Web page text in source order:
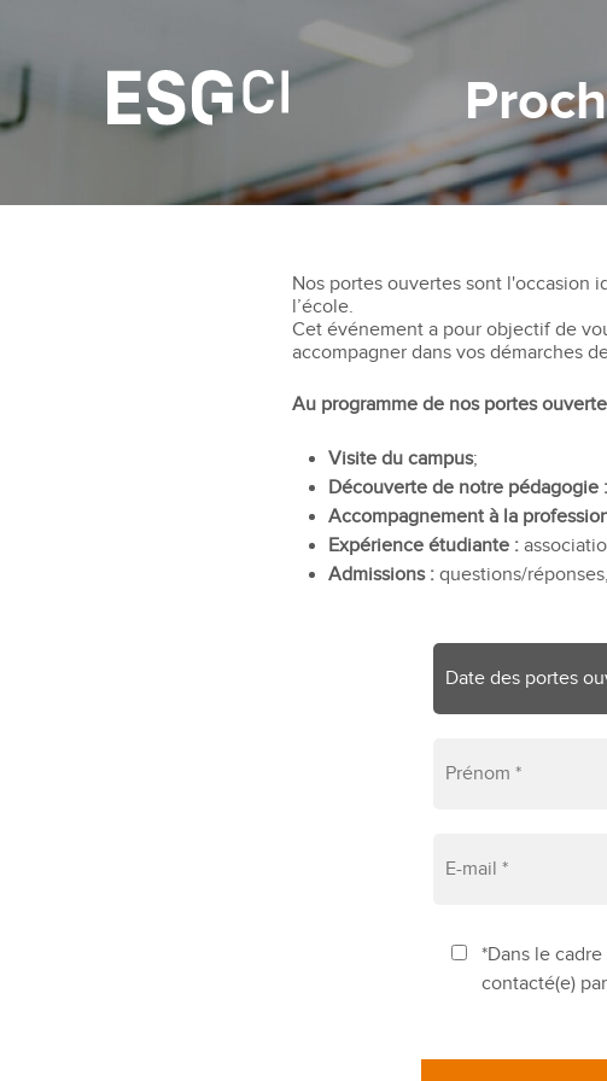
Nos portes ouvertes sont l'occasion
l’école.
Cet événement a pour objectif de
accompagner dans vos démarches
Au programme de nos portes
Visite du campus;
Découverte de notre pédagogie :
Accompagnement à la
Expérience étudiante :
Admissions :questions/
*Dans le
contacté(e)